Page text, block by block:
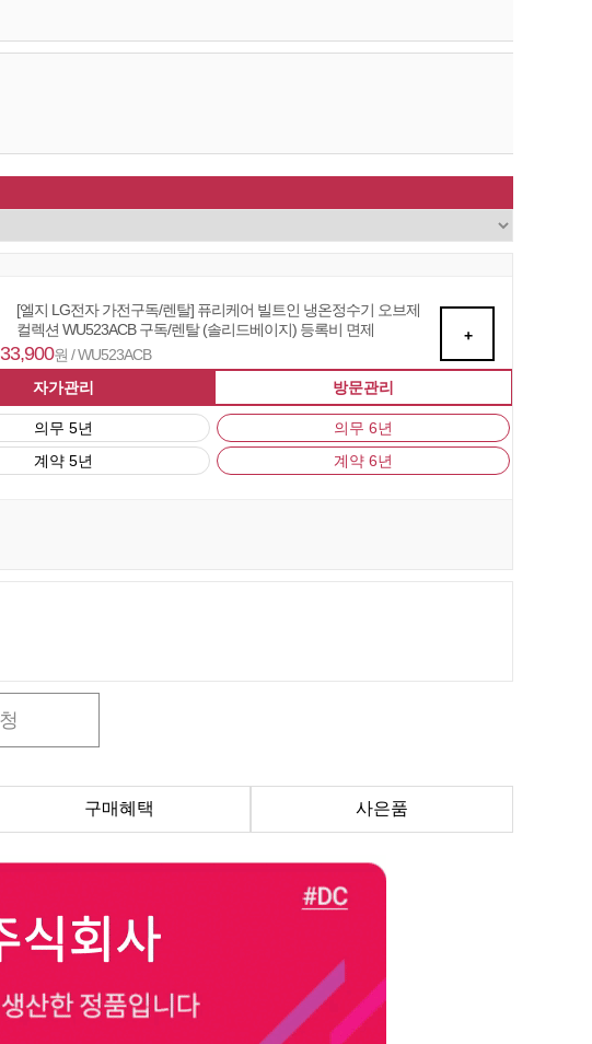
[엘지 LG전자 가전구독/렌탈] 퓨리케어 빌트인 냉온정수기 오브제
컬렉션 WU523ACB 구독/렌탈 (솔리드베이지) 등록비 면제
+
33,900원 / WU523ACB
자가관리
방문관리
의무 5년
계약 5년
의무 6년
계약 6년
구매혜택 사은품